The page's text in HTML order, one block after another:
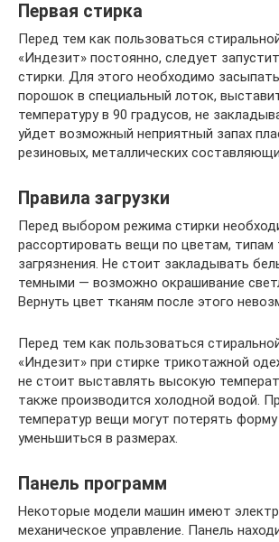
Первая стирка
Перед тем как пользоваться
«Индезит» постоянно, следует
стирки. Для этого необходимо
порошок в специальный лоток,
температуру в 90 градусов, не
уйдет возможный неприятный запах
резиновых, металлических
Правила загрузки
Перед выбором режима стирки
рассортировать вещи по цветам, типам
загрязнения. Не стоит закладывать
темными — возможно окрашивание
Вернуть цвет тканям после этого
Перед тем как пользоваться
«Индезит» при стирке трикотажной
не стоит выставлять высокую
также производится холодной водой.
температур вещи могут потерять форму
уменьшиться в размерах.
Панель программ
Некоторые модели машин имеют
механическое управление. Панель